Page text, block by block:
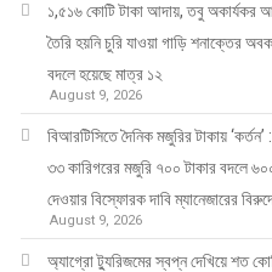
১,৫১৬ কোটি টাকা আদায়, তবু
তৈরি হয়নি চুরি যাওয়া গাড়ি শনাক্তের
বদলে হয়েছে মাত্র ১২
August 9, 2026
বিআরটিসিতে দৈনিক মজুরির টাকায়
৩৩ কারিগরের মজুরি ৭০০ টাকার বদলে
দেওয়ার বিস্ফোরক দাবি ম্যানেজারের
August 9, 2026
অ্যাগ্রো ট্যুরিজমের স্বপ্ন দেখিয়ে শত